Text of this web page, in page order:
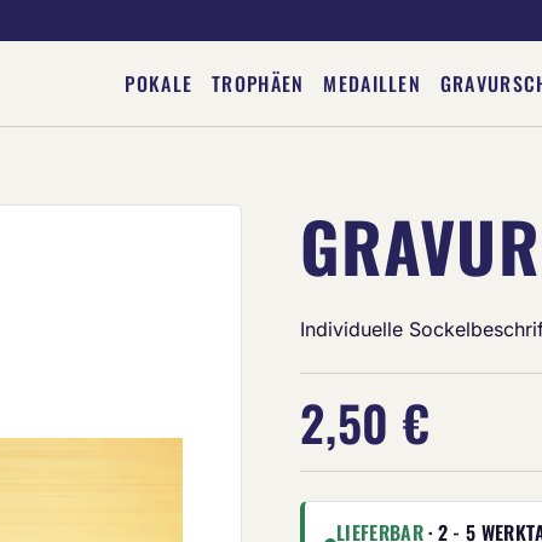
POKALE TROPHÄEN MEDAILLEN
Deine Gravur
Individuelle
2,50 €
LIEFERBAR· 2 - 5